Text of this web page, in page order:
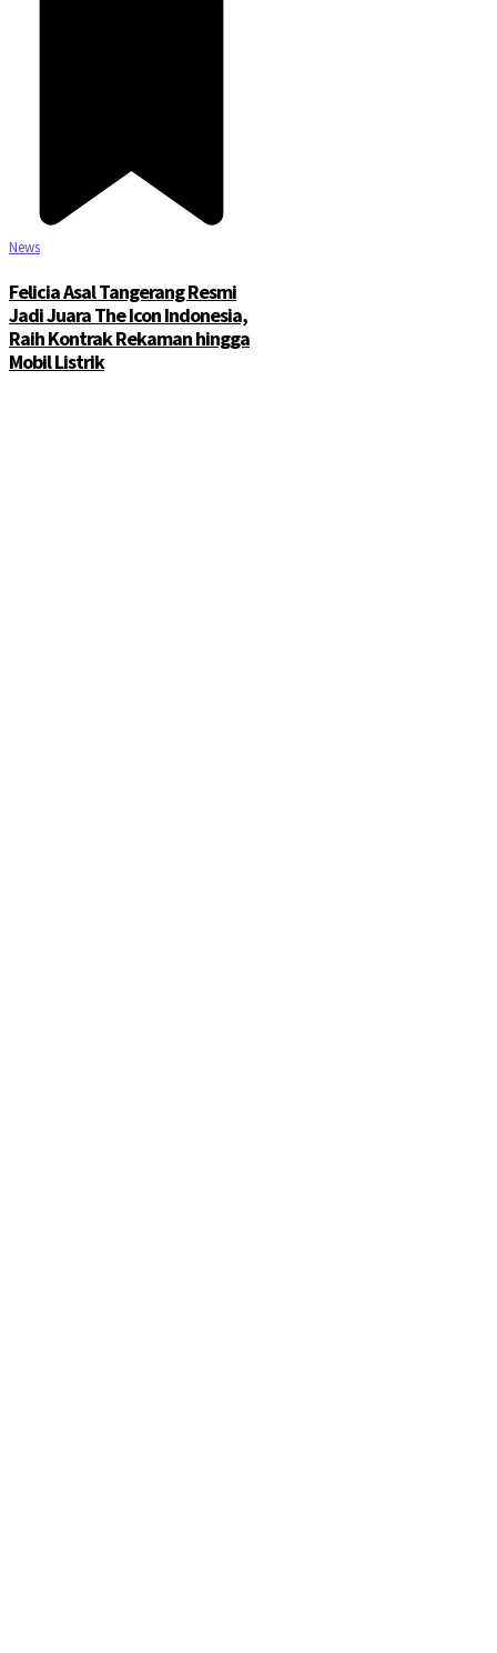
News
Felicia Asal Tangerang Resmi
Jadi Juara The Icon Indonesia,
Raih Kontrak Rekaman hingga
Mobil Listrik